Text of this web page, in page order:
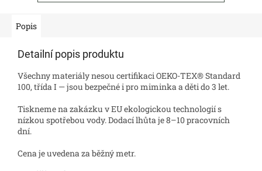
Popis
Detailní popis produktu
Všechny materiály nesou certifikaci OEKO-TEX® Standard
100, třída I — jsou bezpečné i pro miminka a děti do 3 let.
Tiskneme na zakázku v EU ekologickou technologií s
nízkou spotřebou vody. Dodací lhůta je 8–10 pracovních
dní.
Cena je uvedena za běžný metr.